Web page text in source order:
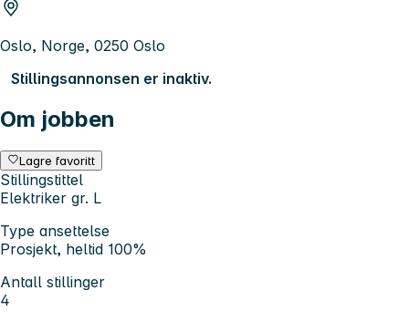
Oslo, Norge, 0250 Oslo
Stillingsannonsen er inaktiv.
Om jobben
Lagre favoritt
Stillingstittel
Elektriker gr. L
Type ansettelse
Prosjekt, heltid 100%
Antall stillinger
4